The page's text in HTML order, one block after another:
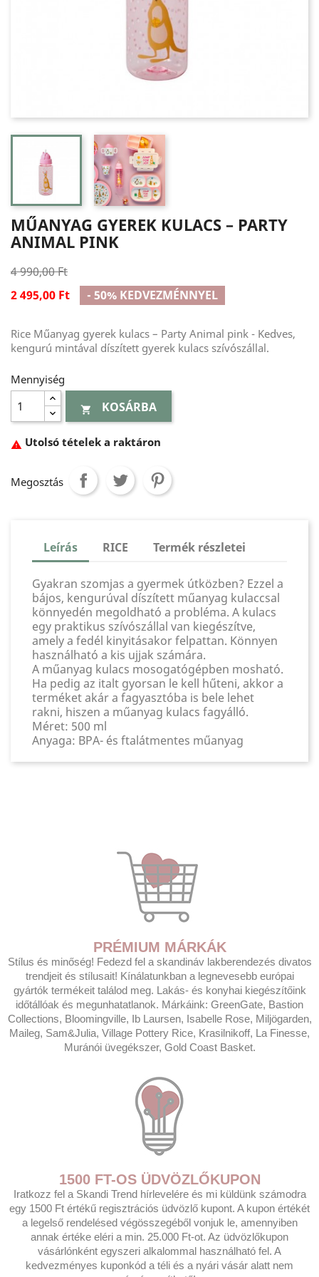
MŰANYAG GYEREK KULACS – PARTY
ANIMAL PINK
4 990,00 Ft
2 495,00 Ft
- 50% KEDVEZMÉNNYEL
Rice Műanyag gyerek kulacs – Party Animal pink - Kedves,
kengurú mintával díszített gyerek kulacs szívószállal.
Mennyiség
 KOSÁRBA
 Utolsó tételek a raktáron
Megosztás
Leírás RICE Termék részletei
Gyakran szomjas a gyermek útközben? Ezzel a
bájos, kengurúval díszített műanyag kulaccsal
könnyedén megoldható a probléma. A kulacs
egy praktikus szívószállal van kiegészítve,
amely a fedél kinyitásakor felpattan. Könnyen
használható a kis ujjak számára.
A műanyag kulacs mosogatógépben mosható.
Ha pedig az italt gyorsan le kell hűteni, akkor a
terméket akár a fagyasztóba is bele lehet
rakni, hiszen a műanyag kulacs fagyálló.
Méret: 500 ml
Anyaga: BPA- és ftalátmentes műanyag
PRÉMIUM MÁRKÁK
Stílus és minőség! Fedezd fel a skandináv lakberendezés divatos
trendjeit és stílusait! Kínálatunkban a legnevesebb európai
gyártók termékeit találod meg. Lakás- és konyhai kiegészítőink
időtállóak és megunhatatlanok. Márkáink: GreenGate, Bastion
Collections, Bloomingville, Ib Laursen, Isabelle Rose, Miljögarden,
Maileg, Sam&Julia, Village Pottery Rice, Krasilnikoff, La Finesse,
Muránói üvegékszer, Gold Coast Basket.
1500 FT-OS ÜDVÖZLŐKUPON
Iratkozz fel a Skandi Trend hírlevelére és mi küldünk számodra
egy 1500 Ft értékű regisztrációs üdvözlő kupont. A kupon értékét
a legelső rendelésed végösszegéből vonjuk le, amennyiben
annak értéke eléri a min. 25.000 Ft-ot. Az üdvözlőkupon
vásárlónként egyszeri alkalommal használható fel. A
kedvezményes kuponkód a téli és a nyári vásár alatt nem